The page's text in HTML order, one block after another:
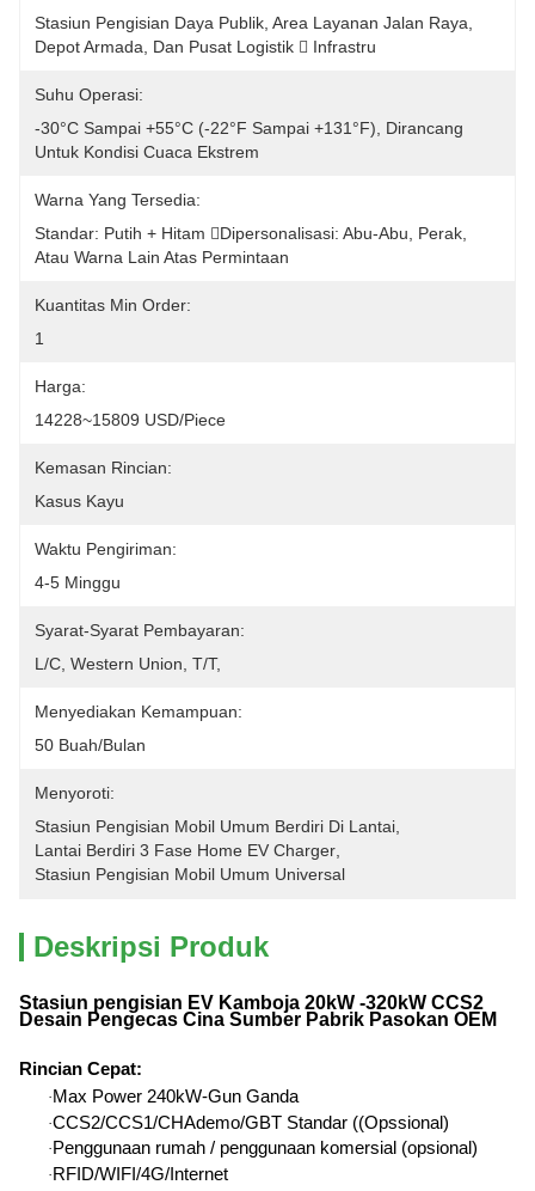
Stasiun Pengisian Daya Publik, Area Layanan Jalan Raya,
Depot Armada, Dan Pusat Logistik  Infrastru
Suhu Operasi:
-30°C Sampai +55°C (-22°F Sampai +131°F), Dirancang
Untuk Kondisi Cuaca Ekstrem
Warna Yang Tersedia:
Standar: Putih + Hitam Dipersonalisasi: Abu-Abu, Perak,
Atau Warna Lain Atas Permintaan
Kuantitas Min Order:
1
Harga:
14228~15809 USD/Piece
Kemasan Rincian:
Kasus Kayu
Waktu Pengiriman:
4-5 Minggu
Syarat-Syarat Pembayaran:
L/C, Western Union, T/T,
Menyediakan Kemampuan:
50 Buah/bulan
Menyoroti:
Stasiun Pengisian Mobil Umum Berdiri Di Lantai
Lantai Berdiri 3 Fase Home EV Charger
Stasiun Pengisian Mobil Umum Universal
Deskripsi Produk
Stasiun pengisian EV Kamboja 20kW -320kW CCS2
Desain Pengecas Cina Sumber Pabrik Pasokan OEM
Rincian Cepat:
· Max Power 240kW-Gun Ganda
·CCS2/CCS1/CHAdemo/GBT Standar ((Opssional)
· Penggunaan rumah / penggunaan komersial (opsional)
· RFID/WIFI/4G/Internet